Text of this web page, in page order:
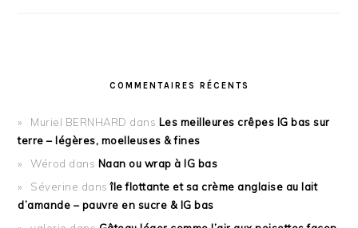
COMMENTAIRES RÉCENTS
Muriel BERNHARD dans Les meilleures crêpes IG bas sur
terre – légères, moelleuses & fines
Wérod dans Naan ou wrap à IG bas
Séverine dansîle flottante et sa crème anglaise au lait
d’amande – pauvre en sucre & IG bas